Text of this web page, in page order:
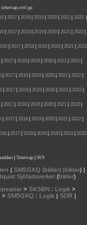
sitemap.xml.gz
| 2017| 2018| 2019| 2020| 2021| 2022|
2017 2018 2019 2020 2021 2022
2017 2018 2019 2020 2021
2022
2017 2018 2019 2020 2021 2022
| 2017| 2018| 2019| 2020| 2021| 2022|
| 2017| 2018| 2019| 2020| 2021| 2022|
| 2017| 2018| 2019| 2020| 2021| 2022|
2017 2018 2019 2020 2021 2022
| 2017| 2018| 2019| 2020| 2021| 2022
| Sitemap| WX
(SM5GXQ (bilder) |bilder) |
Sjöfartsverket (bilder)
> SK5BN: Logik>
> SM5GXQ : Logik | SDR |